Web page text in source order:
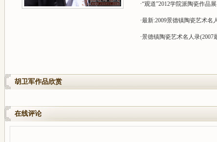
·“观道”2012学院派陶瓷作品
·最新:2009景德镇陶瓷艺术名
·景德镇陶瓷艺术名人录(2007
胡卫军作品欣赏
在线评论